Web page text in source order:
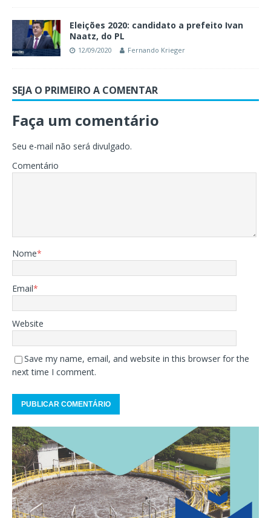
Eleições 2020: candidato a prefeito Ivan
Naatz, do PL
12/09/2020 Fernando Krieger
SEJA O PRIMEIRO A COMENTAR
Faça um comentário
Seu e-mail não será divulgado.
Comentário
Nome*
Email*
Website
Save my name, email, and website in this browser for the
next time I comment.